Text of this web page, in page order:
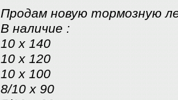
Продам новую тормозную
В наличие :
10 x 140
10 x 120
10 x 100
8/10 x 90